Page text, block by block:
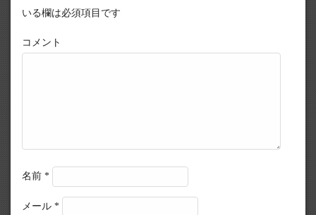
いる欄は必須項目です
コメント
名前 *
メール *